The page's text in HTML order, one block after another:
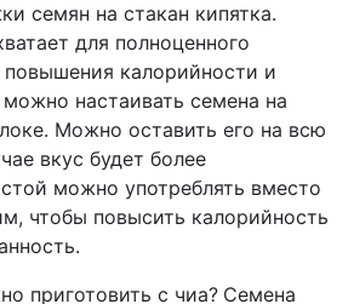
семян на стакан кипятка.
для полноценного
повышения калорийности и
настаивать семена на
Можно оставить его на всю
вкус будет более
можно употреблять вместо
чтобы повысить калорийность
приготовить с чиа? Семена